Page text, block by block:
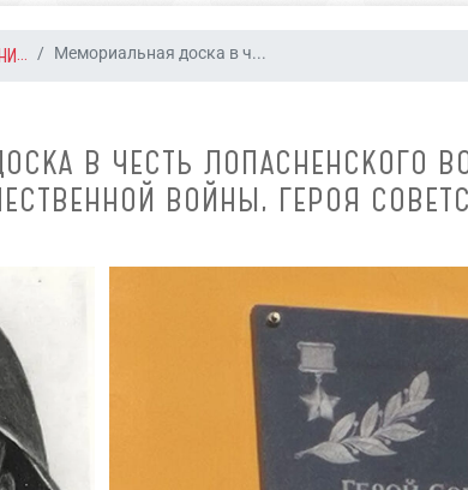
Мемориальная доска в ч...
В ЧЕСТЬ ЛОПАСНЕНСКОГО
ВОЙНЫ, ГЕРОЯ